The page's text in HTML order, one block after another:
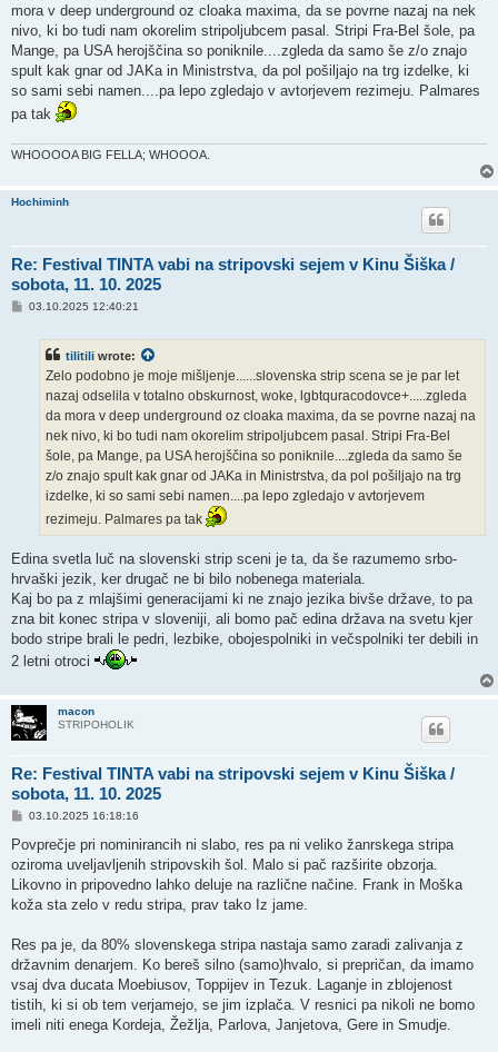
mora v deep underground oz cloaka maxima, da se povrne nazaj na nek
nivo, ki bo tudi nam okorelim stripoljubcem pasal. Stripi Fra-Bel šole, pa
Mange, pa USA herojščina so poniknile....zgleda da samo še z/o znajo
spult kak gnar od JAKa in Ministrstva, da pol pošiljajo na trg izdelke, ki
so sami sebi namen....pa lepo zgledajo v avtorjevem rezimeju. Palmares
pa tak
WHOOOOA BIG FELLA; WHOOOA.
Hochiminh
Re: Festival TINTA vabi na stripovski sejem v Kinu Šiška /
sobota, 11. 10. 2025
P03.10.2025 12:40:21
tilitili wrote:
Zelo podobno je moje mišljenje......slovenska strip scena se je par let
nazaj odselila v totalno obskurnost, woke, lgbtquracodovce+.....zgleda
da mora v deep underground oz cloaka maxima, da se povrne nazaj na
nek nivo, ki bo tudi nam okorelim stripoljubcem pasal. Stripi Fra-Bel
šole, pa Mange, pa USA herojščina so poniknile....zgleda da samo še
z/o znajo spult kak gnar od JAKa in Ministrstva, da pol pošiljajo na trg
izdelke, ki so sami sebi namen....pa lepo zgledajo v avtorjevem
rezimeju. Palmares pa tak
Edina svetla luč na slovenski strip sceni je ta, da še razumemo srbo-
hrvaški jezik, ker drugač ne bi bilo nobenega materiala.
Kaj bo pa z mlajšimi generacijami ki ne znajo jezika bivše države, to pa
zna bit konec stripa v sloveniji, ali bomo pač edina država na svetu kjer
bodo stripe brali le pedri, lezbike, obojespolniki in večspolniki ter debili in
2 letni otroci
macon
STRIPOHOLIK
Re: Festival TINTA vabi na stripovski sejem v Kinu Šiška /
sobota, 11. 10. 2025
P
s
03.10.2025 16:18:16
Povprečje pri nominirancih ni slabo, res pa ni veliko žanrskega stripa
oziroma uveljavljenih stripovskih šol. Malo si pač razširite obzorja.
Likovno in pripovedno lahko deluje na različne načine. Frank in Moška
koža sta zelo v redu stripa, prav tako Iz jame.
Res pa je, da 80% slovenskega stripa nastaja samo zaradi zalivanja z
državnim denarjem. Ko bereš silno (samo)hvalo, si prepričan, da imamo
vsaj dva ducata Moebiusov, Toppijev in Tezuk. Laganje in zblojenost
tistih, ki si ob tem verjamejo, se jim izplača. V resnici pa nikoli ne bomo
imeli niti enega Kordeja, Žežlja, Parlova, Janjetova, Gere in Smudje.